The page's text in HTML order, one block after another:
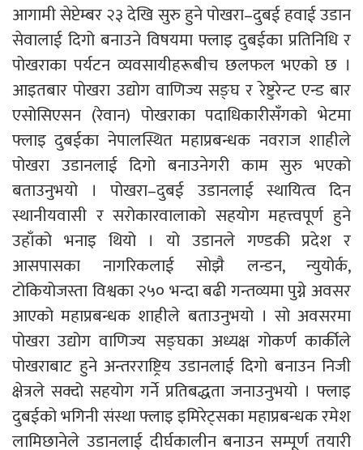
आगामी सेप्टेम्बर २३ देखि सुरु हुने पोखरा–दुबई हवाई उडान
सेवालाई दिगो बनाउने विषयमा फ्लाइ दुबईका प्रतिनिधि र
पोखराका पर्यटन व्यवसायीहरूबीच छलफल भएको छ ।
आइतबार पोखरा उद्योग वाणिज्य सङ्घ र रेष्टुरेन्ट एन्ड बार
एसोसिएसन (रेवान) पोखराका पदाधिकारीसँगको भेटमा
फ्लाइ दुबईका नेपालस्थित महाप्रबन्धक नवराज शाहीले
पोखरा उडानलाई दिगो बनाउनेगरी काम सुरु भएको
बताउनुभयो । पोखरा–दुबई उडानलाई स्थायित्व दिन
स्थानीयवासी र सरोकारवालाको सहयोग महत्त्वपूर्ण हुने
उहाँको भनाइ थियो । यो उडानले गण्डकी प्रदेश र
आसपासका नागरिकलाई सोझै लन्डन, न्युयोर्क,
टोकियोजस्ता विश्वका २५० भन्दा बढी गन्तव्यमा पुग्ने अवसर
आएको महाप्रबन्धक शाहीले बताउनुभयो । सो अवसरमा
पोखरा उद्योग वाणिज्य सङ्घका अध्यक्ष गोकर्ण कार्कीले
पोखराबाट हुने अन्तरराष्ट्रिय उडानलाई दिगो बनाउन निजी
क्षेत्रले सक्दो सहयोग गर्ने प्रतिबद्धता जनाउनुभयो । फ्लाइ
दुबईको भगिनी संस्था फ्लाइ इमिरेट्सका महाप्रबन्धक रमेश
लामिछानेले उडानलाई दीर्घकालीन बनाउन सम्पूर्ण तयारी